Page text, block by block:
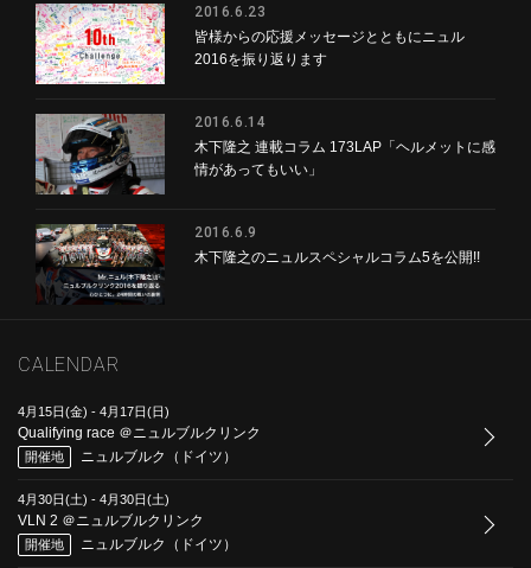
2016.6.23
皆様からの応援メッセージとともにニュル
2016を振り返ります
2016.6.14
木下隆之 連載コラム 173LAP「ヘルメットに感
情があってもいい」
2016.6.9
木下隆之のニュルスペシャルコラム5を公開!!
CALENDAR
4月15日(金) - 4月17日(日)
Qualifying race ＠ニュルブルクリンク
開催地 ニュルブルク（ドイツ）
4月30日(土) - 4月30日(土)
VLN 2 ＠ニュルブルクリンク
開催地 ニュルブルク（ドイツ）